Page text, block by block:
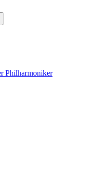
Philharmoniker